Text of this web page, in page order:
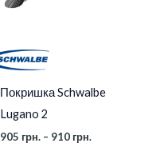
Покришка Schwalbe
Lugano 2
905 грн. – 910 грн.